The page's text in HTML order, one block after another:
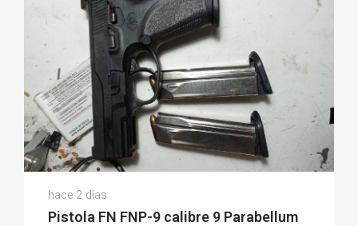
Francisco M.
(0)
hace 2 días
Pistola FN FNP-9 calibre 9 Parabellum